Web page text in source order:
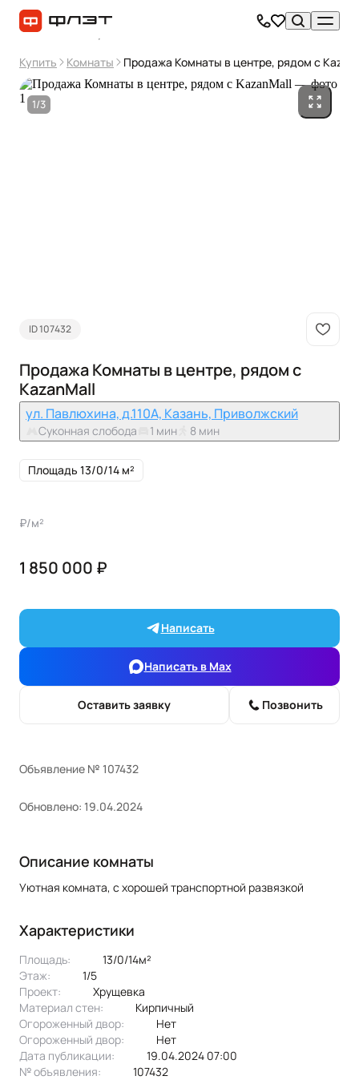
Купить Комнаты Продажа Комнаты в центре, рядом с
1/3
ID 107432
Продажа Комнаты в центре, рядом с
KazanMall
ул. Павлюхина, д.110А, Казань, Приволжский
Суконная слобода 1 мин 8 мин
Площадь 13/0/14 м²
₽/м²
1 850 000 ₽
Написать
Написать в Max
Оставить заявку Позвонить
Объявление № 107432
Обновлено: 19.04.2024
Описание комнаты
Уютная комната, с хорошей транспортной развязкой
Характеристики
Площадь:
13/0/14м²
Этаж:
1/5
Проект:
хрущевка
Материал стен:
Кирпичный
Огороженный двор:
Нет
Огороженный двор:
Нет
Дата публикации:
19.04.2024 07:00
№ объявления:
107432